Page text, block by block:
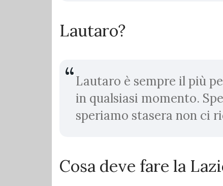
Lautaro?
Lautaro è sempre il più
in qualsiasi momento.
speriamo stasera non ci
Cosa deve fare la